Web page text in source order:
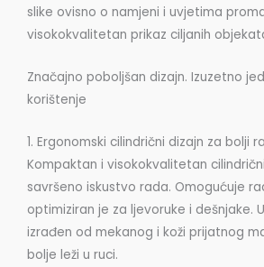
slike ovisno o namjeni i uvjetima
visokokvalitetan prikaz ciljanih
Značajno poboljšan dizajn. Izuzetno
korištenje
1. Ergonomski cilindrični dizajn za bolji
Kompaktan i visokokvalitetan
savršeno iskustvo rada. Omogućuje
optimiziran je za ljevoruke i dešnjake.
izrađen od mekanog i koži prijatnog
bolje leži u ruci.